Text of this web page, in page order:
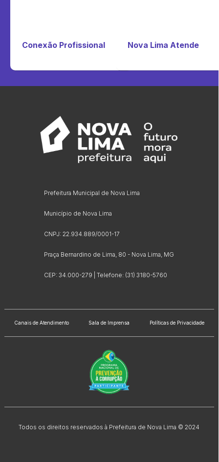
Conexão Profissional Nova Lima Atende
Prefeitura Municipal de Nova Lima
Município de Nova Lima
CNPJ: 22.934.889/0001-17
Praça Bernardino de Lima, 80 - Nova Lima, MG
CEP: 34.000-279 | Telefone: (31) 3180-5760
Canais de Atendimento Sala de Imprensa Políticas de Privacidade
Todos os direitos reservados à Prefeitura de Nova Lima © 2024